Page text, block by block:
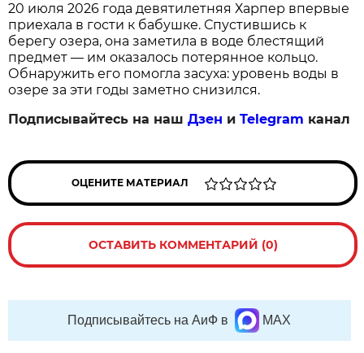
20 июля 2026 года девятилетняя Харпер впервые
приехала в гости к бабушке. Спустившись к
берегу озера, она заметила в воде блестящий
предмет — им оказалось потерянное кольцо.
Обнаружить его помогла засуха: уровень воды в
озере за эти годы заметно снизился.
Подписывайтесь на нашДзен иTelegram канал
ОЦЕНИТЕ МАТЕРИАЛ
ОСТАВИТЬ КОММЕНТАРИЙ (0)
Подписывайтесь на АиФ в MAX